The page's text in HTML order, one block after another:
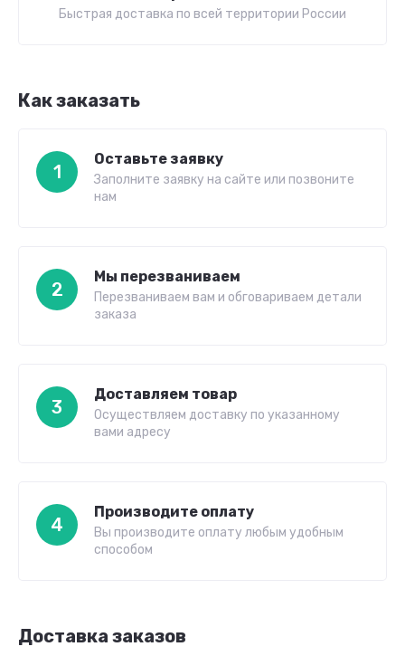
Быстрая доставка по всей территории России
Как заказать
1
Оставьте заявку
Заполните заявку на сайте или позвоните
нам
2
Мы перезваниваем
Перезваниваем вам и обговариваем детали
заказа
3
Доставляем товар
Осуществляем доставку по указанному
вами адресу
4
Производите оплату
Вы производите оплату любым удобным
способом
Доставка заказов